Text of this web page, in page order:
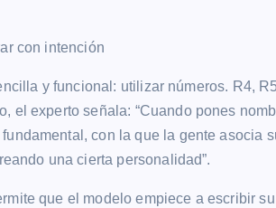
con intención
y funcional: utilizar números. R4,
el experto señala: “Cuando pones
con la que la gente asocia
una cierta personalidad”.
que el modelo empiece a escribir